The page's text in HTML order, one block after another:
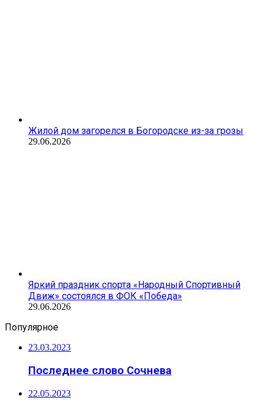
Жилой дом загорелся в Богородске из-за грозы
29.06.2026
Яркий праздник спорта «Народный Спортивный
Движ» состоялся в ФОК «Победа»
29.06.2026
Популярное
23.03.2023
Последнее слово Сочнева
22.05.2023